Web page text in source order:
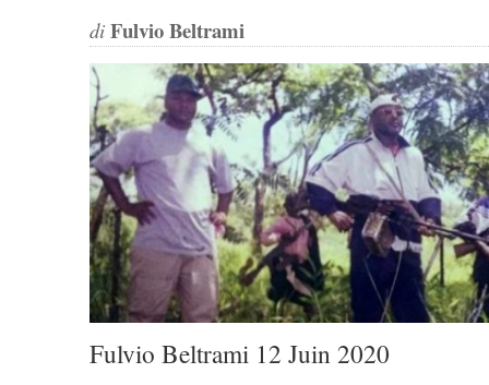
di Fulvio Beltrami
Fulvio Beltrami 12 Juin 2020